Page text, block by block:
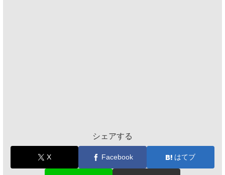
シェアする
X Facebook はてブ